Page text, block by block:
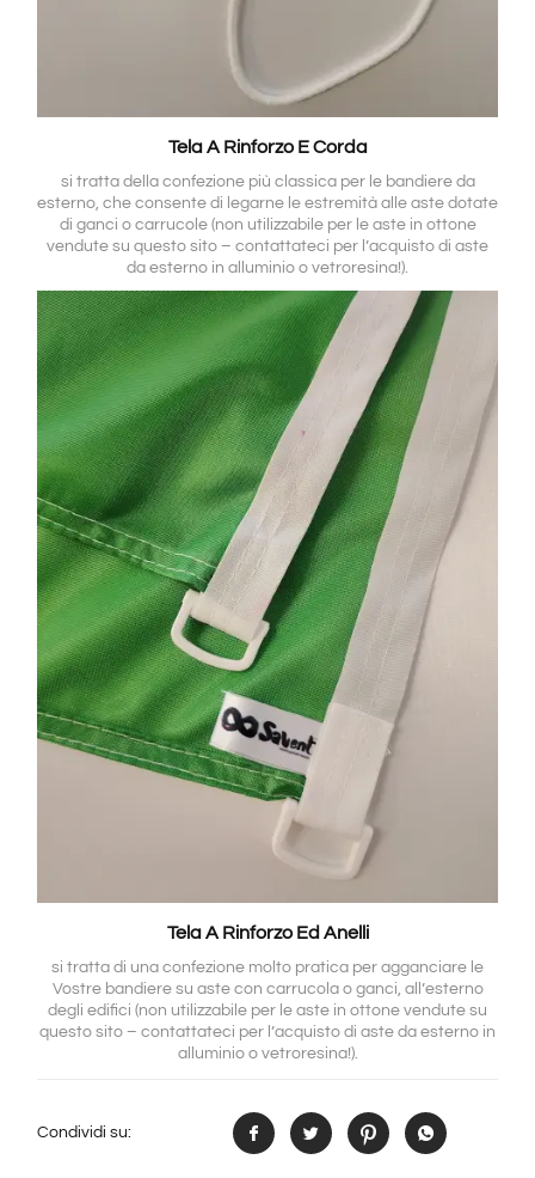
Tela A Rinforzo E Corda
si tratta della confezione più classica per le bandiere da
esterno, che consente di legarne le estremità alle aste dotate
di ganci o carrucole (non utilizzabile per le aste in ottone
vendute su questo sito – contattateci per l’acquisto di aste
da esterno in alluminio o vetroresina!).
Tela A Rinforzo Ed Anelli
si tratta di una confezione molto pratica per agganciare le
Vostre bandiere su aste con carrucola o ganci, all’esterno
degli edifici (non utilizzabile per le aste in ottone vendute su
questo sito – contattateci per l’acquisto di aste da esterno in
alluminio o vetroresina!).
Condividi su: